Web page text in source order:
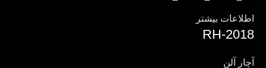
اطلاعات بیشتر
RH-2018
آچار آلن